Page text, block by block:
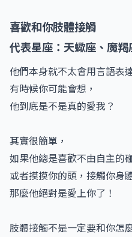
喜歡和你肢體接觸
代表星座：天蠍座、魔
他們本身就不太會用言語表
有時候你可能會想，
他到底是不是真的愛我？
其實很簡單，
如果他總是喜歡不由自主的
或者摸摸你的頭，接觸你身
那麼他絕對是愛上你了！
肢體接觸不是一定要和你怎